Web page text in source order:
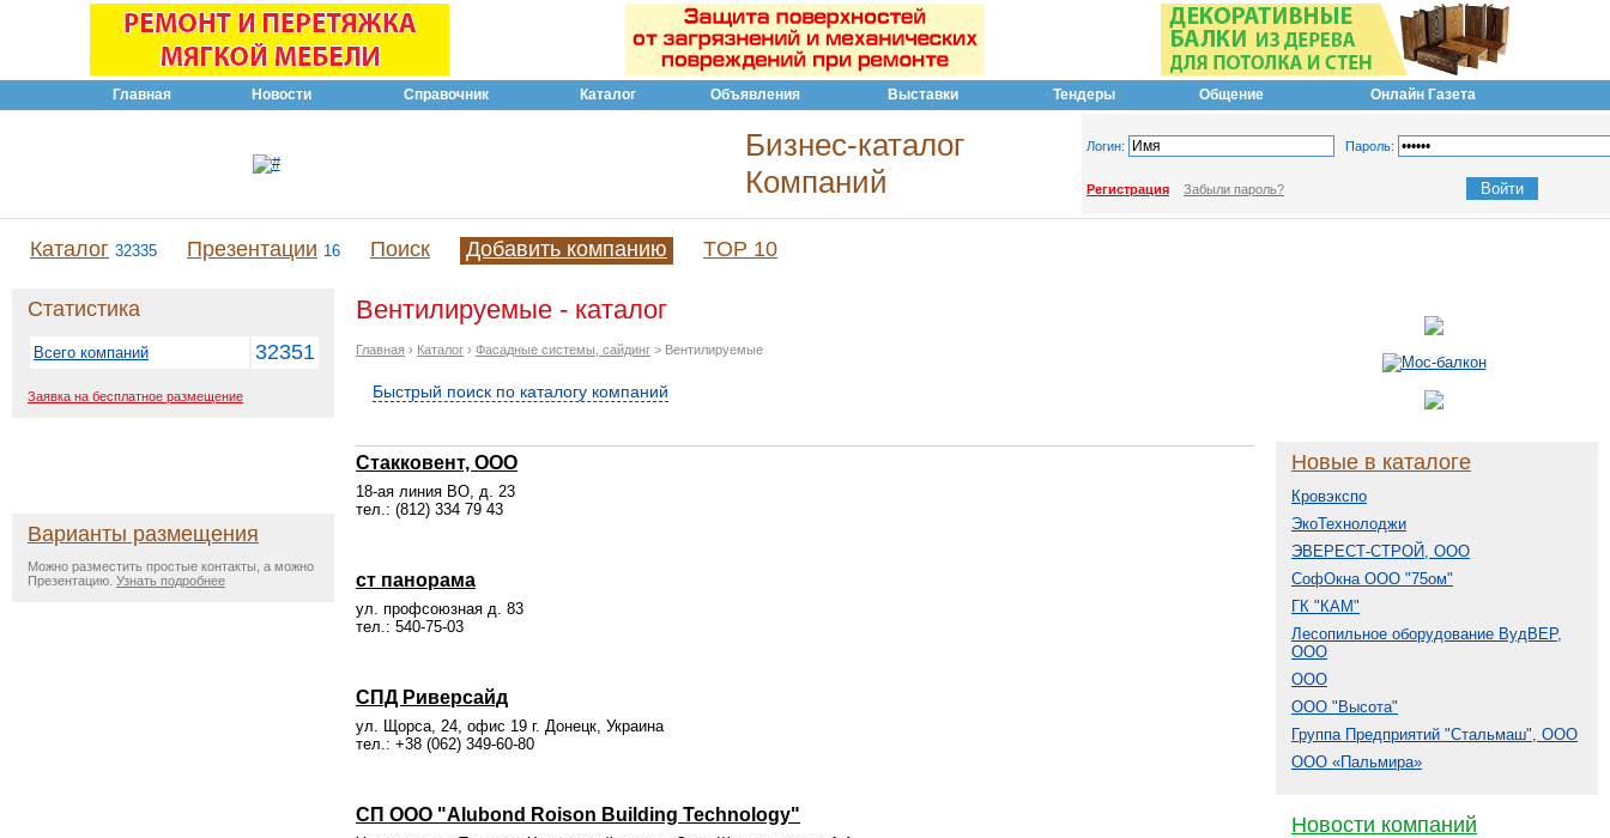
Главная Новости Справочник Каталог Объявления Выставки Тендеры Общение Онлайн Газета
Бизнес-каталог
Компаний
Логин: Пароль:
Регистрация Забыли пароль?
Каталог 32335 Презентации 16 Поиск Добавить компанию TOP 10
Статистика
Всего компаний 32351
Заявка на бесплатное размещение
Варианты размещения
Можно разместить простые контакты, а можно
Презентацию. Узнать подробнее
Вентилируемые - каталог
Главная › Каталог › Фасадные системы, сайдинг > Вентилируемые
Быстрый поиск по каталогу компаний
Стакковент, ООО
18-ая линия ВО, д. 23
тел.: (812) 334 79 43
ст панорама
ул. профсоюзная д. 83
тел.: 540-75-03
СПД Риверсайд
ул. Щорса, 24, офис 19 г. Донецк, Украина
тел.: +38 (062) 349-60-80
СП ООО "Alubond Roison Building Technology"
Новые в каталоге
Кровэкспо
ЭкоТехнолоджи
ЭВЕРЕСТ-СТРОЙ, ООО
СофОкна ООО "75ом"
ГК "КАМ"
Лесопильное оборудование ВудВЕР,
ООО
ООО
ООО "Высота"
Группа Предприятий "Стальмаш", ООО
ООО «Пальмира»
Новости компаний